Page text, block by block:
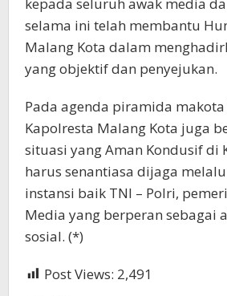
selama ini telah membantu
Malang Kota dalam
yang objektif dan penyejukan.
Pada agenda piramida
Kapolresta Malang Kota juga
situasi yang Aman Kondusif di
harus senantiasa dijaga
instansi baik TNI – Polri,
Media yang berperan sebagai
sosial. (*)
Post Views: 2,491